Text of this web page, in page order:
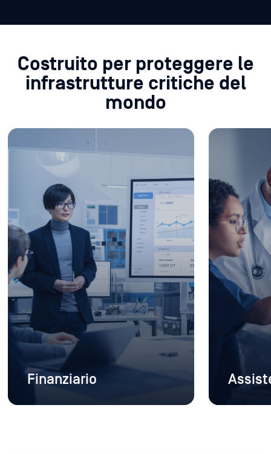
Costruito per proteggere le
infrastrutture critiche del
mondo
Finanziario